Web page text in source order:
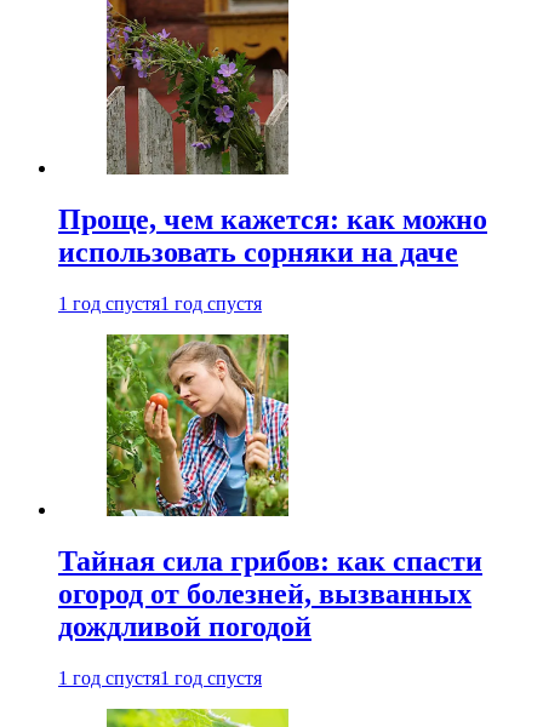
Проще, чем кажется: как можно
использовать сорняки на даче
1 год спустя1 год спустя
Тайная сила грибов: как спасти
огород от болезней, вызванных
дождливой погодой
1 год спустя1 год спустя